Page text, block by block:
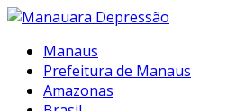
Manaus
Prefeitura de Manaus
Amazonas